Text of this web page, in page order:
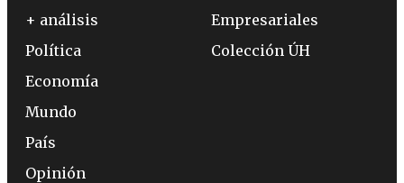
+ análisis
Política
Economía
Mundo
País
Opinión
Empresariales
Colección ÚH